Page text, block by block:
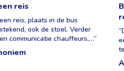
reis, plaats in de bus
ook de stoel. Verder
communicatie chauffeurs,…“
reis
“